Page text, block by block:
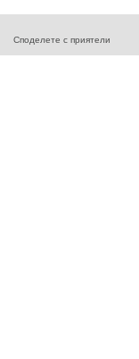
Споделете с приятели